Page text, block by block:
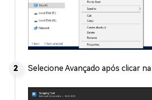
Selecione Avançado após clicar